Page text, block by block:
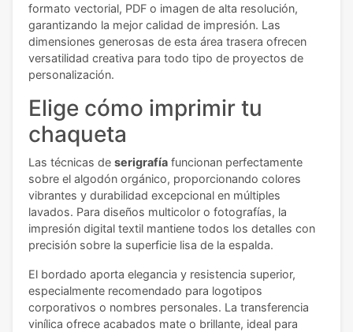
formato vectorial, PDF o imagen de alta resolución,
garantizando la mejor calidad de impresión. Las
dimensiones generosas de esta área trasera ofrecen
versatilidad creativa para todo tipo de proyectos de
personalización.
Elige cómo imprimir tu
chaqueta
Las técnicas de serigrafía funcionan perfectamente
sobre el algodón orgánico, proporcionando colores
vibrantes y durabilidad excepcional en múltiples
lavados. Para diseños multicolor o fotografías, la
impresión digital textil mantiene todos los detalles con
precisión sobre la superficie lisa de la espalda.
El bordado aporta elegancia y resistencia superior,
especialmente recomendado para logotipos
corporativos o nombres personales. La transferencia
vinílica ofrece acabados mate o brillante, ideal para